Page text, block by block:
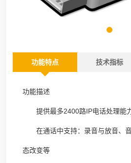
功能特点 技术指标
功能描述
提供最多2400路IP电话处理能
在通话中支持：录音与放音、音
态改变等